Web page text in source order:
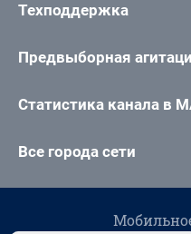
Техподдержка
Предвыборная
Статистика канала в
Все города сети